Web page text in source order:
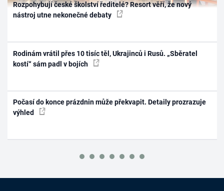
Rozpohybují české školství ředitelé? Resort věří, že nový
nástroj utne nekonečné debaty
Rodinám vrátil přes 10 tisíc těl, Ukrajinců i Rusů. „Sběratel
kostí“ sám padl v bojích
Počasí do konce prázdnin může překvapit. Detaily prozrazuje
výhled